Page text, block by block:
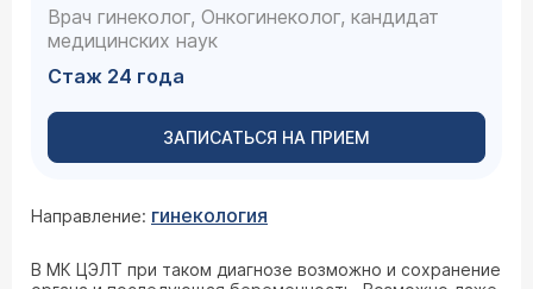
Врач гинеколог, Онкогинеколог, кандидат
медицинских наук
Стаж 24 года
ЗАПИСАТЬСЯ НА ПРИЕМ
Направление: гинекология
В МК ЦЭЛТ при таком диагнозе возможно и сохранение